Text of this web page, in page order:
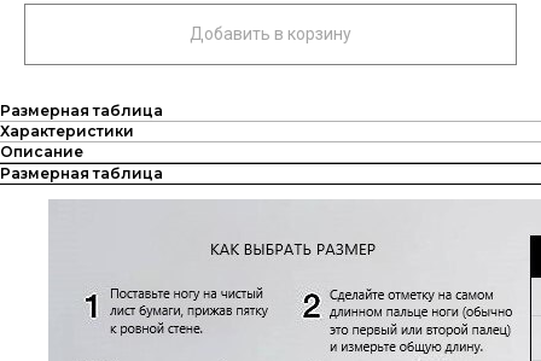
Добавить в корзину
Размерная таблица
Характеристики
Описание
Размерная таблица